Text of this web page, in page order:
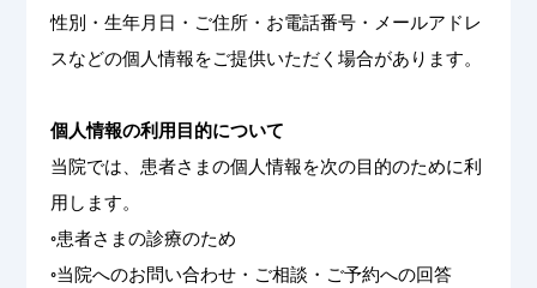
性別・生年月日・ご住所・お電話番号・メールアドレ
スなどの個人情報をご提供いただく場合があります。
個人情報の利用目的について
当院では、患者さまの個人情報を次の目的のために利
用します。
◦患者さまの診療のため
◦当院へのお問い合わせ・ご相談・ご予約への回答